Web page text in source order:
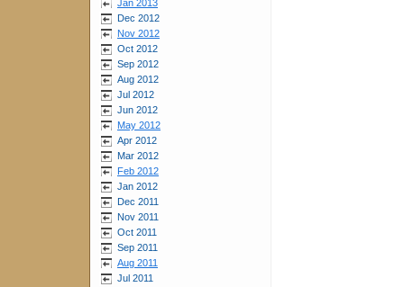
Jan 2013
Dec 2012
Nov 2012
Oct 2012
Sep 2012
Aug 2012
Jul 2012
Jun 2012
May 2012
Apr 2012
Mar 2012
Feb 2012
Jan 2012
Dec 2011
Nov 2011
Oct 2011
Sep 2011
Aug 2011
Jul 2011